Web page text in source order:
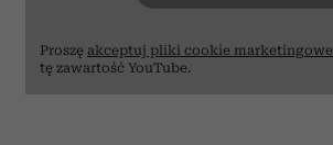
Proszę akceptuj pliki cookie marketingowe
tę zawartość YouTube.